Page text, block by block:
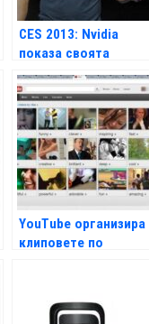
CES 2013: Nvidia
показа своята
Android конзола
Shield
YouTube организира
клиповете по